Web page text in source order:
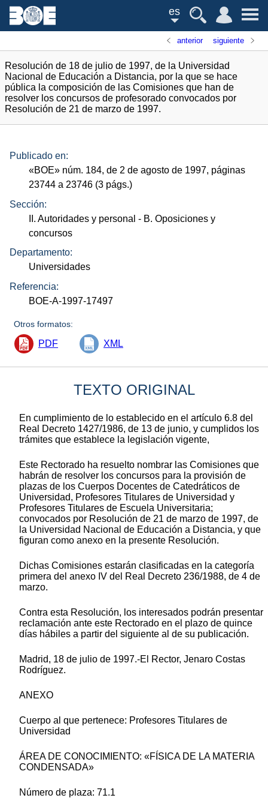
es
anterior siguiente
Resolución de 18 de julio de 1997, de la Universidad
Nacional de Educación a Distancia, por la que se hace
pública la composición de las Comisiones que han de
resolver los concursos de profesorado convocados por
Resolución de 21 de marzo de 1997.
Publicado en:
«BOE» núm. 184, de 2 de agosto de 1997, páginas
23744 a 23746 (3 págs.)
Sección:
II. Autoridades y personal - B. Oposiciones y
concursos
Departamento:
Universidades
Referencia:
BOE-A-1997-17497
Otros formatos:
PDF XML
TEXTO ORIGINAL
En cumplimiento de lo establecido en el artículo 6.8 del
Real Decreto 1427/1986, de 13 de junio, y cumplidos los
trámites que establece la legislación vigente,
Este Rectorado ha resuelto nombrar las Comisiones que
habrán de resolver los concursos para la provisión de
plazas de los Cuerpos Docentes de Catedráticos de
Universidad, Profesores Titulares de Universidad y
Profesores Titulares de Escuela Universitaria;
convocados por Resolución de 21 de marzo de 1997, de
la Universidad Nacional de Educación a Distancia, y que
figuran como anexo en la presente Resolución.
Dichas Comisiones estarán clasificadas en la categoría
primera del anexo IV del Real Decreto 236/1988, de 4 de
marzo.
Contra esta Resolución, los interesados podrán presentar
reclamación ante este Rectorado en el plazo de quince
días hábiles a partir del siguiente al de su publicación.
Madrid, 18 de julio de 1997.-El Rector, Jenaro Costas
Rodríguez.
ANEXO
Cuerpo al que pertenece: Profesores Titulares de
Universidad
ÁREA DE CONOCIMIENTO: «FÍSICA DE LA MATERIA
CONDENSADA»
Número de plaza: 71.1